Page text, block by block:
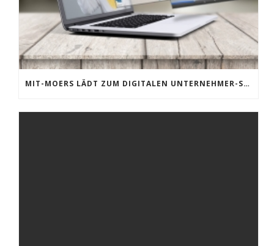
MIT-MOERS LÄDT ZUM DIGITALEN UNTERNEHMER-STAMMTISCH